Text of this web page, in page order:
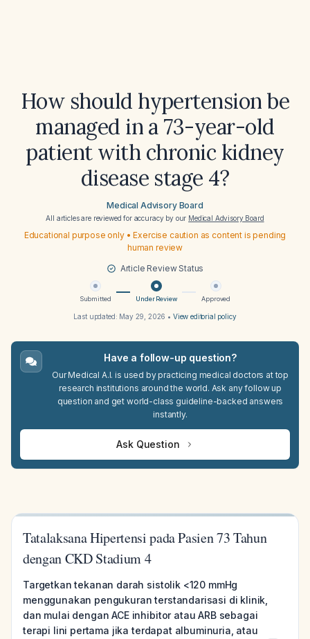
How should hypertension be
managed in a 73-year-old
patient with chronic kidney
disease stage 4?
Medical Advisory Board
All articles are reviewed for accuracy by our Medical Advisory Board
Educational purpose only • Exercise caution as content is pending
human review
Article Review Status
Submitted Under Review Approved
Last updated: May 29, 2026 • View editorial policy
Have a follow-up question?
Our Medical A.I. is used by practicing medical doctors at top
research institutions around the world. Ask any follow up
question and get world-class guideline-backed answers
instantly.
Ask Question
Tatalaksana Hipertensi pada Pasien 73 Tahun
dengan CKD Stadium 4
Targetkan tekanan darah sistolik <120 mmHg
menggunakan pengukuran terstandarisasi di klinik,
dan mulai dengan ACE inhibitor atau ARB sebagai
terapi lini pertama jika terdapat albuminuria, atau